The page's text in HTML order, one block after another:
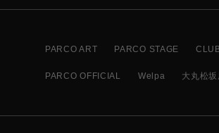
PARCO ART PARCO STAGE
PARCO OFFICIAL Welpa 大丸松